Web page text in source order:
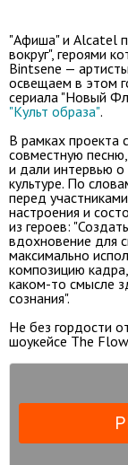
"Афиша" и Alcatel
вокруг", героями
Bintsene —
освещаем в этом
сериала "Новый
"Культ образа".
В рамках проекта
совместную
и дали интервью
культуре. По
перед
настроения и
из героев:
вдохновение для
максимально
композицию
каком-то смысле
сознания".
Не без гордости
шоукейсе The